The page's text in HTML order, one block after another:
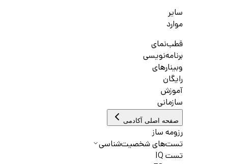
سایر
موارد
قطب‌نمای
برنامه‌نویسی
وبینارهای
رایگان
آموزش
سازمانی
صفحه اصلی آکادمی
رزومه ساز
تست‌های شخصیت‌شناسی
تست IQ